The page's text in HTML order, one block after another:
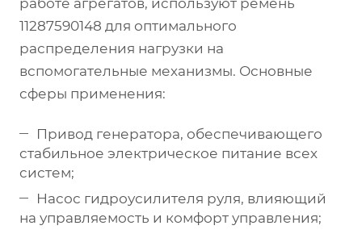
работе агрегатов, используют ремень
11287590148 для оптимального
распределения нагрузки на
вспомогательные механизмы. Основные
сферы применения:
Привод генератора, обеспечивающего
стабильное электрическое питание всех
систем;
Насос гидроусилителя руля, влияющий
на управляемость и комфорт управления;